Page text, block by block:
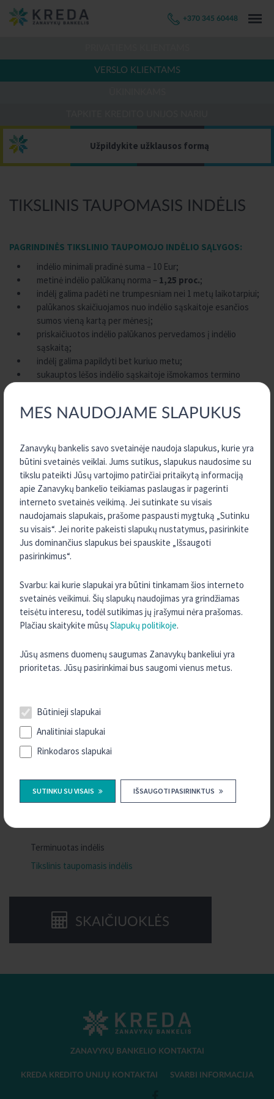
MES NAUDOJAME SLAPUKUS
Zanavykų bankelis savo svetainėje naudoja slapukus, kurie yra
būtini svetainės veiklai. Jums sutikus, slapukus naudosime su
tikslu pateikti Jūsų vartojimo patirčiai pritaikytą informaciją
apie Zanavykų bankelio teikiamas paslaugas ir pagerinti
interneto svetainės veikimą. Jei sutinkate su visais
naudojamais slapukais, prašome paspausti mygtuką „Sutinku
su visais“. Jei norite pakeisti slapukų nustatymus, pasirinkite
Jus dominančius slapukus bei spauskite „Išsaugoti
pasirinkimus“.
Svarbu: kai kurie slapukai yra būtini tinkamam šios interneto
svetainės veikimui. Šių slapukų naudojimas yra grindžiamas
teisėtu interesu, todėl sutikimas jų įrašymui nėra prašomas.
Plačiau skaitykite mūsų Slapukų politikoje.
Jūsų asmens duomenų saugumas Zanavykų bankeliui yra
prioritetas. Jūsų pasirinkimai bus saugomi vienus metus.
Būtinieji slapukai
Analitiniai slapukai
Rinkodaros slapukai
SUTINKU SU VISAIS IŠSAUGOTI PASIRINKTUS
+370 345 60448
VERSLO KLIENTAMS
Užpildykite užklausos formą
TIKSLINIS TAUPOMASIS INDĖLIS
PAGRINDINĖS TIKSLINIO TAUPOMOJO INDĖLIO SĄLYGOS:
indėlio minimali pradinė suma – 10 Eur;
metinė indėlio palūkanų norma – 1,25 proc.;
indėlį galima padėti ne trumpesniam nei 1 metų laikotarpiui;
palūkanos skaičiuojamos nuo indėlio sąskaitoje esančios
sumos vieną kartą per mėnesį;
priskaičiuotos indėlio palūkanos pervedamos į indėlio
sąskaitą;
indėlį galima papildyti bet kuriuo metu;
sukauptos lėšos indėlio sąskaitoje išmokamos termino
Tikslinio taupomojo indėlio sutartį galite sudaryti atvykę įkredito
INFORMACIJA INDĖLININKUI APIE INDĖLIŲ
DRAUDIMĄ
Detali informacija apie indėlių draudimo sąlygas ir atvejus, kai
indėliai nėra draudžiami ir kai yra taikomi indėlių draudimo išmokų
mokėjimo apribojimai, pateikiama VšĮ „Indėlių ir investicijų
Daugiau informacijos apie indėlių draudimą rasiteČIA.
TURITE KLAUSIMŲ?
SUSISIEKITE SU MUMIS
KONTAKTAI
VERSLO KLIENTAMS
Terminuotas indėlis
Tikslinis taupomasis indėlis
SKAIČIUOKLĖS
ZANAVYKŲ BANKELIO KONTAKTAI
KREDA KREDITO UNIJŲ KONTAKTAI SVARBI INFORMACIJA